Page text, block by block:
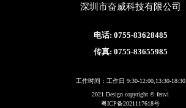
深圳市奋威科技有限公司
电话: 0755-83628485
传真: 0755-83655985
工作时间：工作日 9:30-12:00,13:30-18:30
2021 Design copyright © fenvi
粤ICP备2021117618号